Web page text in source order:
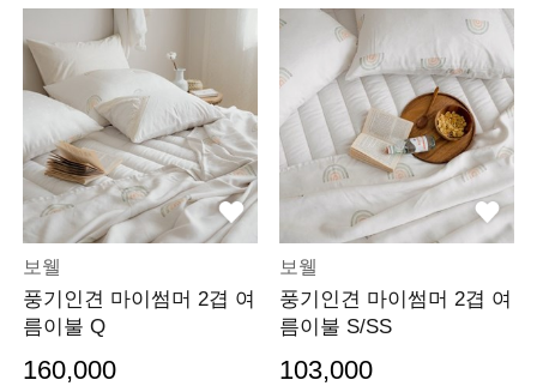
보웰
풍기인견 마이썸머 2겹 여
름이불 Q
160,000
보웰
풍기인견 마이썸머 2겹 여
름이불 S/SS
103,000